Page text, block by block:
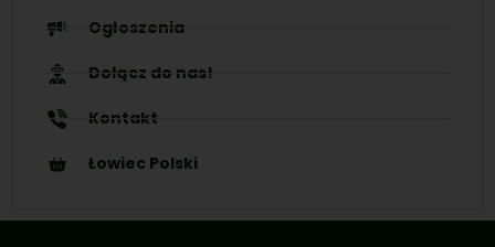
Ogłoszenia
Dołącz do nas!
Kontakt
Łowiec Polski